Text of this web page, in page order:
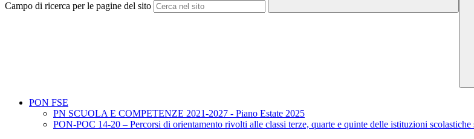
Campo di ricerca per le pagine del sito
PON FSE
PN SCUOLA E COMPETENZE 2021-2027 - Piano Estate 2025
PON-POC 14-20 – Percorsi di orientamento rivolti alle classi terze, quarte e quinte delle istituzioni